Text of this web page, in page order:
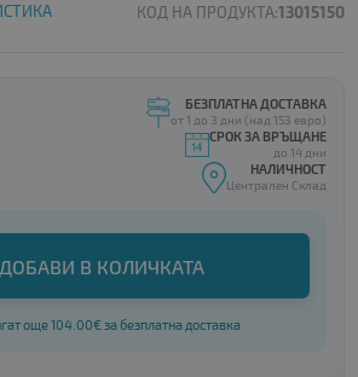
КОД НА ПРОДУКТА:13015150
БЕЗПЛАТНА ДОСТАВКА
от 1 до 3 дни (над 153 евро)
СРОК ЗА ВРЪЩАНЕ
до 14 дни
НАЛИЧНОСТ
Централен Склад
В КОЛИЧКАТА
още 104.00€ за безплатна доставка